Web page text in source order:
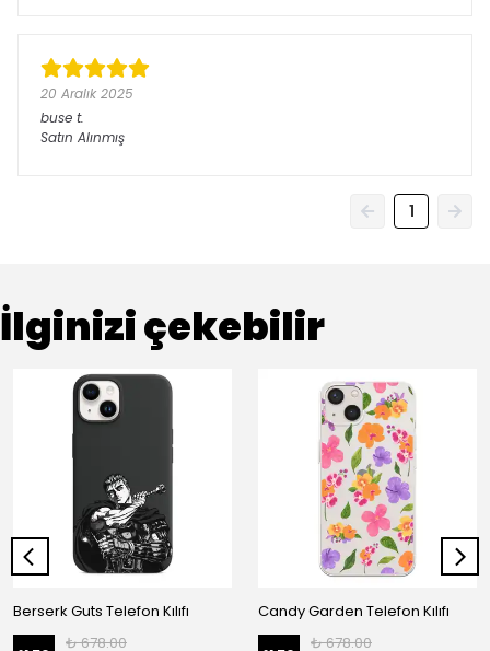
20 Aralık 2025
buse t.
Satın Alınmış
1
İlginizi çekebilir
Berserk Guts Telefon Kılıfı
₺ 678.00
Candy Garden Telefon Kılıfı
₺ 678.00